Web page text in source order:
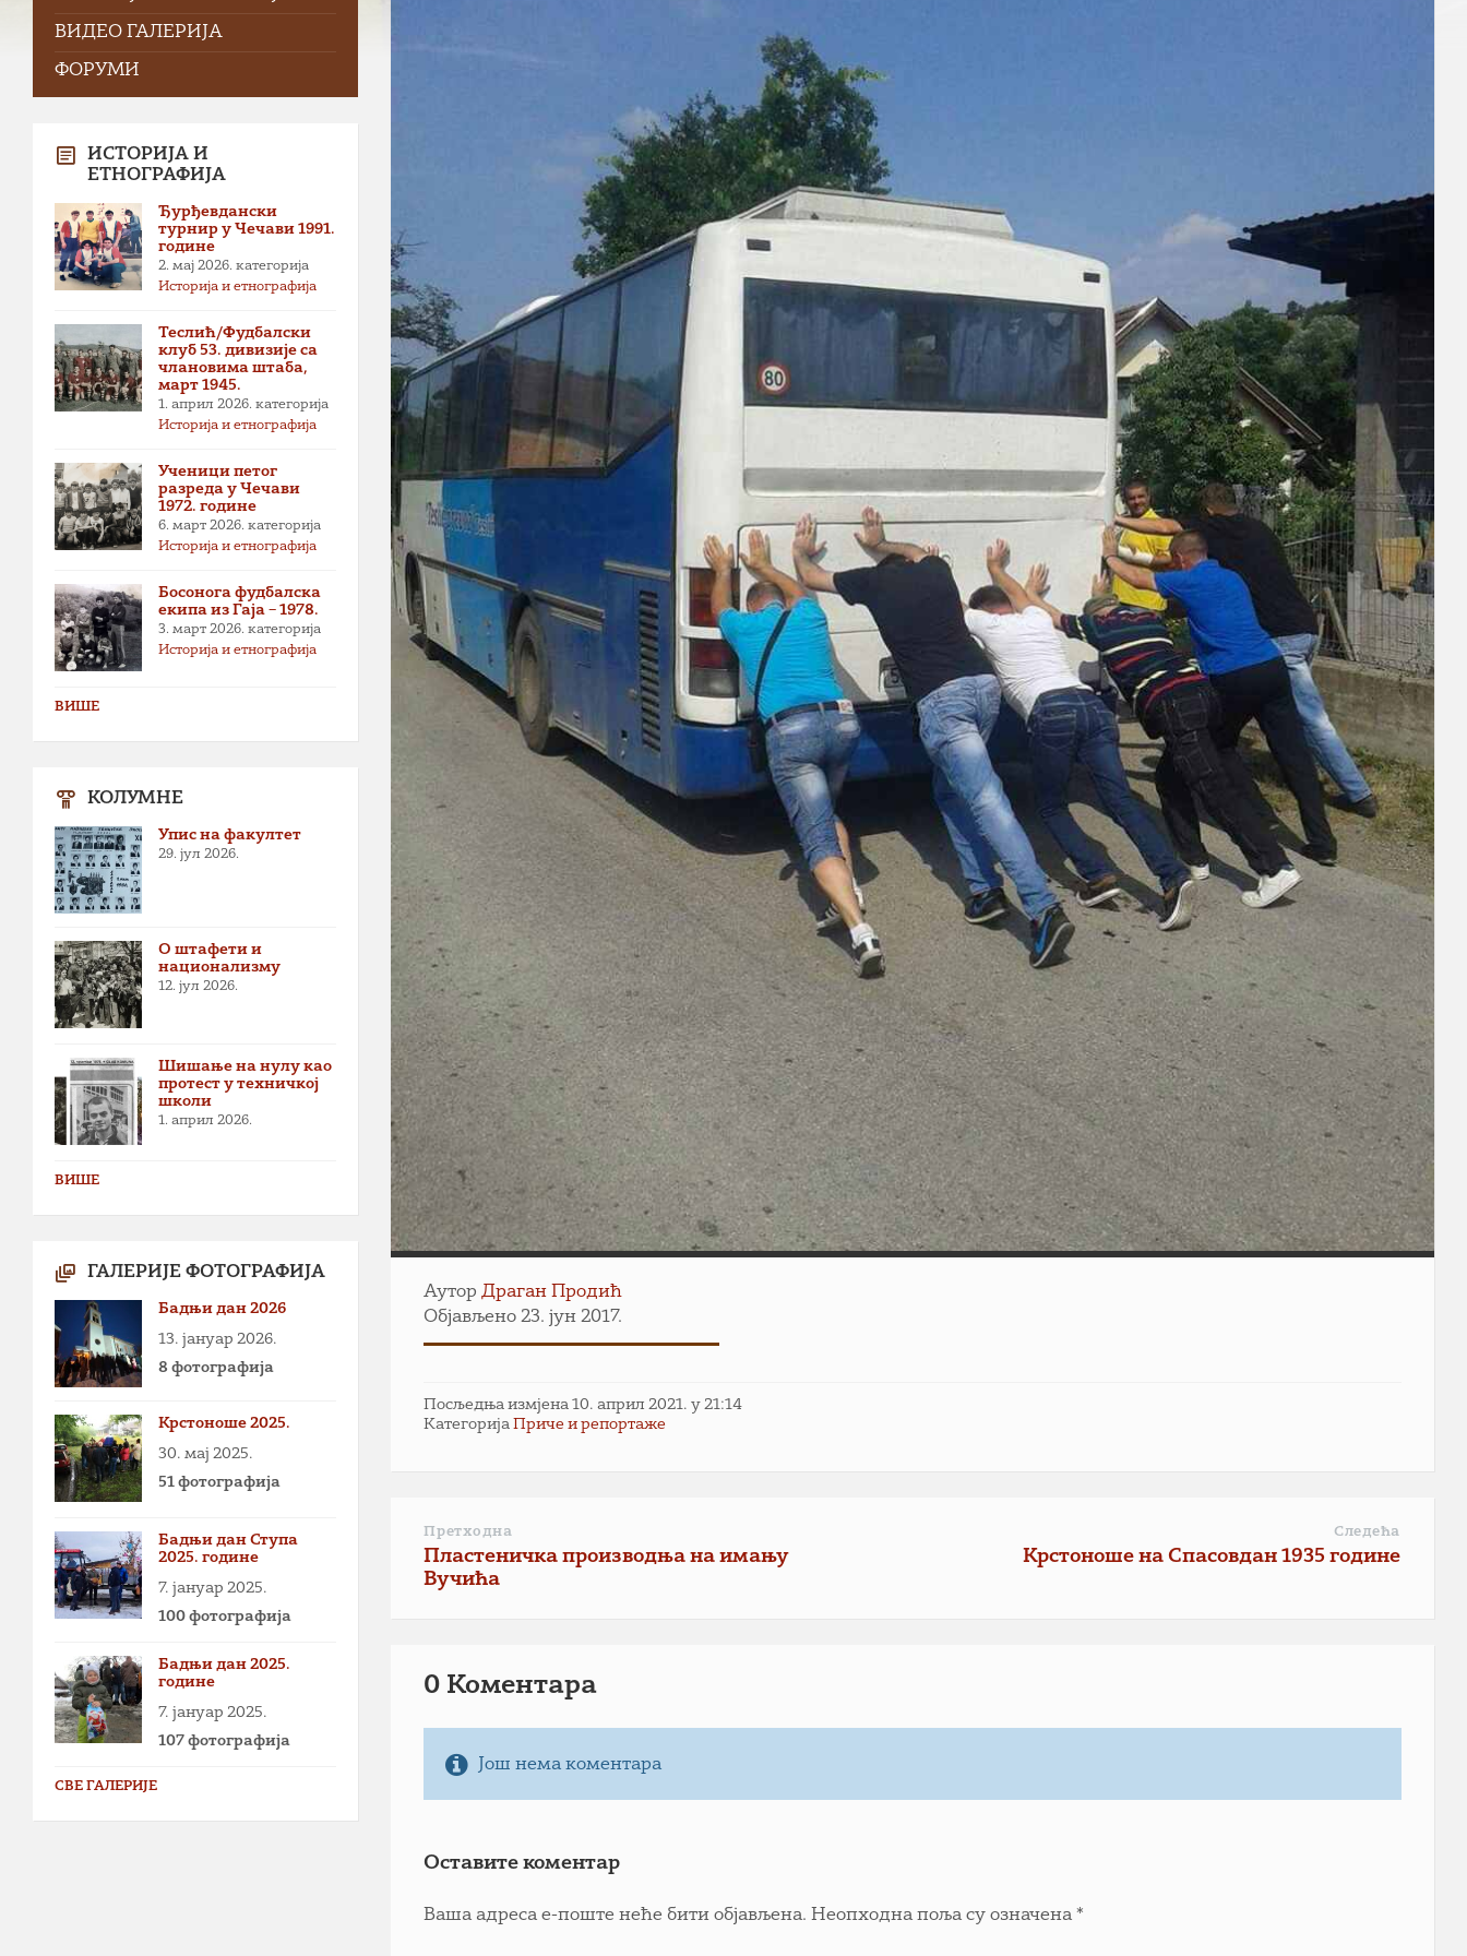
АуторДраган Продић
Објављено 23. јун 2017.
Посљедња измјена 10. април 2021. у 21:14
КатегоријаПриче и репортаже
Претходна
Пластеничка производња на имању
Вучића
Следећа
Крстоноше на Спасовдан 1935 године
0 Коментарa
Још нема коментара
Оставите коментар
Ваша адреса е-поште неће бити објављена. Неопходна поља су означена*
ВИДЕО ГАЛЕРИЈА
ФОРУМИ
ИСТОРИЈА И
ЕТНОГРАФИЈА
Ђурђевдански
турнир у Чечави 1991.
године
2. мај 2026. категорија
Историја и етнографија
Теслић/Фудбалски
клуб 53. дивизије са
члановима штаба,
март 1945.
1. април 2026. категорија
Историја и етнографија
Ученици петог
разреда у Чечави
1972. године
6. март 2026. категорија
Историја и етнографија
Босонога фудбалска
екипа из Гаја – 1978.
3. март 2026. категорија
Историја и етнографија
ВИШЕ
КОЛУМНЕ
Упис на факултет
29. јул 2026.
О штафети и
национализму
12. јул 2026.
Шишање на нулу као
протест у техничкој
школи
1. април 2026.
ВИШЕ
ГАЛЕРИЈЕ ФОТОГРАФИЈА
Бадњи дан 2026
13. јануар 2026.
8 фотографија
Крстоноше 2025.
30. мај 2025.
51 фотографија
Бадњи дан Ступа
2025. године
7. јануар 2025.
100 фотографија
Бадњи дан 2025.
године
7. јануар 2025.
107 фотографија
СВЕ ГАЛЕРИЈЕ